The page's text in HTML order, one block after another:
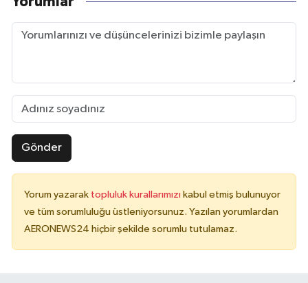
Gönder
Yorum yazarak topluluk kurallarımızı kabul etmiş bulunuyor
ve tüm sorumluluğu üstleniyorsunuz. Yazılan yorumlardan
AERONEWS24 hiçbir şekilde sorumlu tutulamaz.